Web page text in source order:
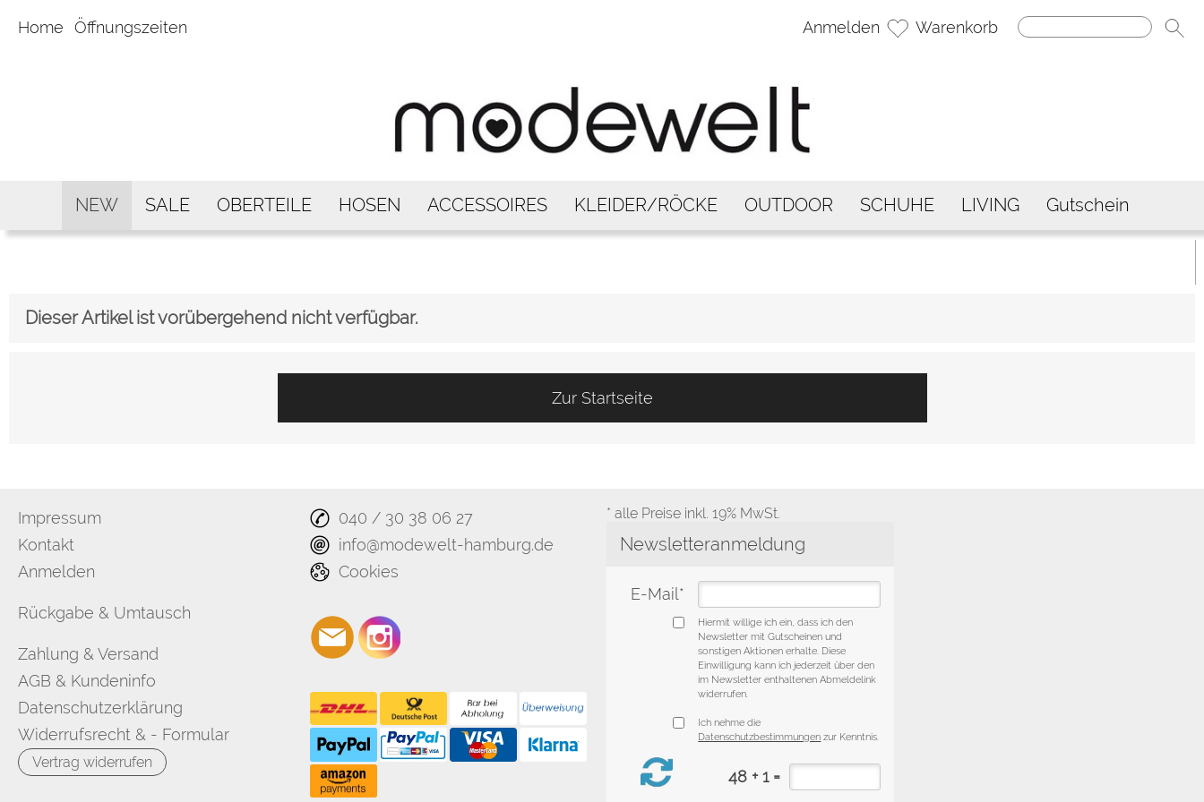
Home Öffnungszeiten Anmelden Warenkorb
NEW SALE OBERTEILE HOSEN ACCESSOIRES KLEIDER/RÖCKE OUTDOOR SCHUHE LIVING Gutschein
Dieser Artikel ist vorübergehend nicht verfügbar.
Zur Startseite
Impressum
Kontakt
Anmelden
Rückgabe & Umtausch
Zahlung & Versand
AGB & Kundeninfo
Datenschutzerklärung
Widerrufsrecht & - Formular
Vertrag widerrufen
040 / 30 38 06 27
info@modewelt-hamburg.de
Cookies
* alle Preise inkl. 19% MwSt.